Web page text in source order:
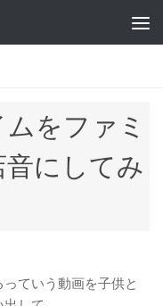
をファミ
音にしてみ
ていう動画を子供と